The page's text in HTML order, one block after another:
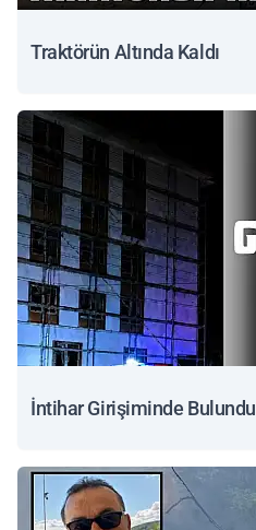
Traktörün Altında Kaldı
İntihar Girişiminde Bulundu